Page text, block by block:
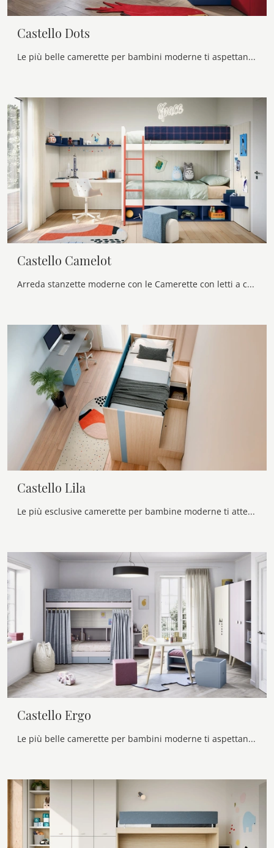
Castello Dots
Le più belle camerette per bambini moderne ti aspettano! Scopri il modello Castello Dots di Nidi.
Castello Camelot
Arreda stanzette moderne con le Camerette con letti a castello Nidi! Il modello Castello Camelot in melaminico è per bambini.
Castello Lila
Le più esclusive camerette per bambine moderne ti attendono! Scopri il modello Castello Lila di Nidi.
Castello Ergo
Le più belle camerette per bambini moderne ti aspettano! Scopri il modello Castello Ergo di Nidi.